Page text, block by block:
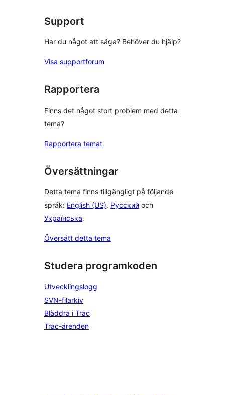
Support
Har du något att säga? Behöver du hjälp?
Visa supportforum
Rapportera
Finns det något stort problem med detta
tema?
Rapportera temat
Översättningar
Detta tema finns tillgängligt på följande
språk: English (US), Русский och
Українська.
Översätt detta tema
Studera programkoden
Utvecklingslogg
SVN-filarkiv
Bläddra i Trac
Trac-ärenden